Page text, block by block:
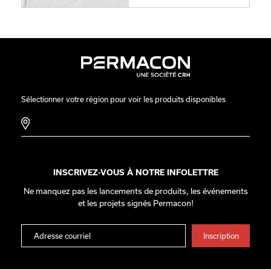
Sélectionner votre région pour voir les produits disponibles
INSCRIVEZ-VOUS À NOTRE INFOLETTRE
Ne manquez pas les lancements de produits, les événements
et les projets signés Permacon!